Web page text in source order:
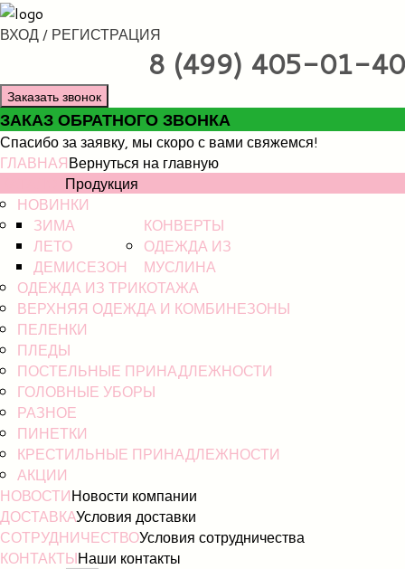
ВХОД / РЕГИСТРАЦИЯ
8 (499) 405-01-40
Заказать звонок
ЗАКАЗ ОБРАТНОГО ЗВОНКА
Спасибо за заявку, мы скоро с вами свяжемся!
ГЛАВНАЯВернуться на главную
Продукция
НОВИНКИ
КОНВЕРТЫ
ЗИМА
ЛЕТО
ДЕМИСЕЗОН
ОДЕЖДА ИЗ
МУСЛИНА
ОДЕЖДА ИЗ ТРИКОТАЖА
ВЕРХНЯЯ ОДЕЖДА И КОМБИНЕЗОНЫ
ПЕЛЕНКИ
ПЛЕДЫ
ПОСТЕЛЬНЫЕ ПРИНАДЛЕЖНОСТИ
ГОЛОВНЫЕ УБОРЫ
РАЗНОЕ
ПИНЕТКИ
КРЕСТИЛЬНЫЕ ПРИНАДЛЕЖНОСТИ
АКЦИИ
НОВОСТИНовости компании
ДОСТАВКАУсловия доставки
СОТРУДНИЧЕСТВОУсловия сотрудничества
КОНТАКТЫНаши контакты